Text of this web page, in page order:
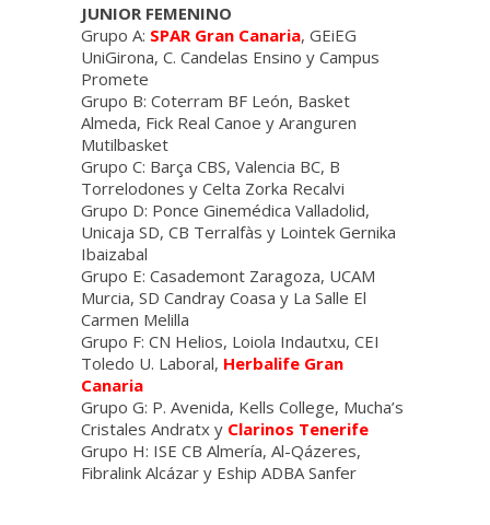
JUNIOR FEMENINO
Grupo A: SPAR Gran Canaria, GEiEG
UniGirona, C. Candelas Ensino y Campus
Promete
Grupo B: Coterram BF León, Basket
Almeda, Fick Real Canoe y Aranguren
Mutilbasket
Grupo C: Barça CBS, Valencia BC, B
Torrelodones y Celta Zorka Recalvi
Grupo D: Ponce Ginemédica Valladolid,
Unicaja SD, CB Terralfàs y Lointek Gernika
Ibaizabal
Grupo E: Casademont Zaragoza, UCAM
Murcia, SD Candray Coasa y La Salle El
Carmen Melilla
Grupo F: CN Helios, Loiola Indautxu, CEI
Toledo U. Laboral, Herbalife Gran
Canaria
Grupo G: P. Avenida, Kells College, Mucha’s
Cristales Andratx y Clarinos Tenerife
Grupo H: ISE CB Almería, Al-Qázeres,
Fibralink Alcázar y Eship ADBA Sanfer